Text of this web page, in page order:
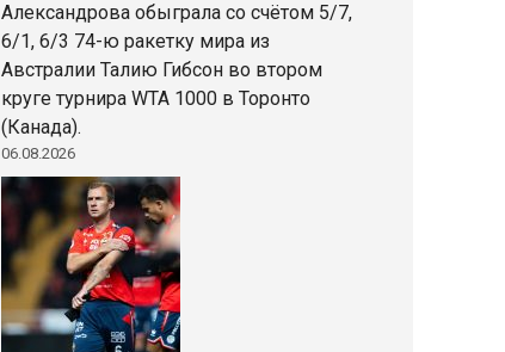
Александрова обыграла со счётом 5/7,
6/1, 6/3 74-ю ракетку мира из
Австралии Талию Гибсон во втором
круге турнира WTA 1000 в Торонто
(Канада).
06.08.2026